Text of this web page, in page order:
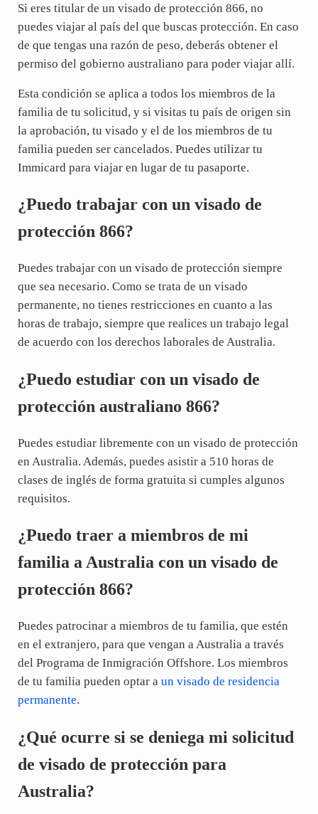
Si eres titular de un visado de protección 866, no
puedes viajar al país del que buscas protección. En caso
de que tengas una razón de peso, deberás obtener el
permiso del gobierno australiano para poder viajar allí.
Esta condición se aplica a todos los miembros de la
familia de tu solicitud, y si visitas tu país de origen sin
la aprobación, tu visado y el de los miembros de tu
familia pueden ser cancelados. Puedes utilizar tu
Immicard para viajar en lugar de tu pasaporte.
¿Puedo trabajar con un visado de
protección 866?
Puedes trabajar con un visado de protección siempre
que sea necesario. Como se trata de un visado
permanente, no tienes restricciones en cuanto a las
horas de trabajo, siempre que realices un trabajo legal
de acuerdo con los derechos laborales de Australia.
¿Puedo estudiar con un visado de
protección australiano 866?
Puedes estudiar libremente con un visado de protección
en Australia. Además, puedes asistir a 510 horas de
clases de inglés de forma gratuita si cumples algunos
requisitos.
¿Puedo traer a miembros de mi
familia a Australia con un visado de
protección 866?
Puedes patrocinar a miembros de tu familia, que estén
en el extranjero, para que vengan a Australia a través
del Programa de Inmigración Offshore. Los miembros
de tu familia pueden optar a un visado de residencia
permanente.
¿Qué ocurre si se deniega mi solicitud
de visado de protección para
Australia?